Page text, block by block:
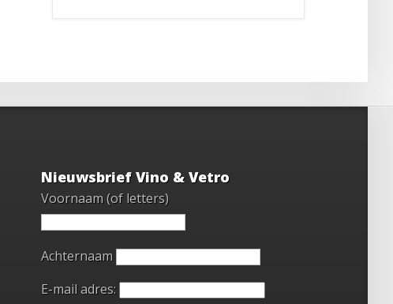
Nieuwsbrief Vino & Vetro
Voornaam (of letters)
Achternaam
E-mail adres: